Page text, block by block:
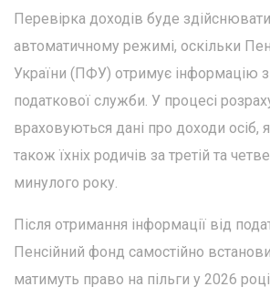
Перевірка доходів буде
автоматичному режимі, оскільки
України (ПФУ) отримує інформацію
податкової служби. У процесі
враховуються дані про доходи осіб,
також їхніх родичів за третій та
минулого року.
Після отримання інформації від
Пенсійний фонд самостійно
матимуть право на пільги у 2026